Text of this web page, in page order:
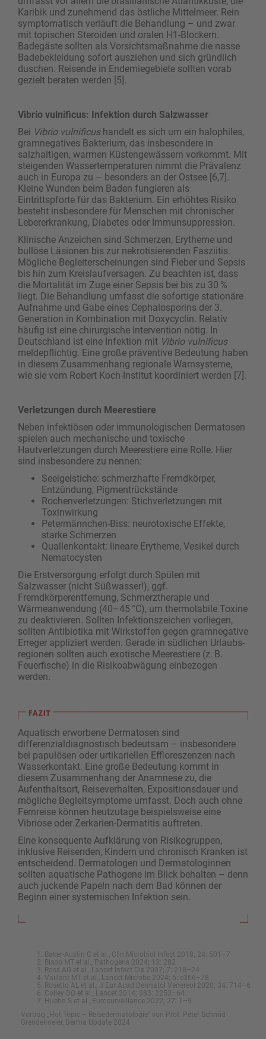
Karibik und zunehmend das östliche Mittelmeer. Rein
symptomatisch verläuft die Behandlung – und zwar
mit topischen Steroiden und oralen H1-Blockern.
Badegäste sollten als Vorsichtsmaßnahme die nasse
Badebekleidung sofort ausziehen und sich gründlich
duschen. Reisende in Endemiegebiete sollten vorab
gezielt beraten werden [5].
Vibrio vulnificus: Infektion durch Salzwasser
Bei Vibrio vulnificus handelt es sich um ein halophiles,
gramnegatives Bakterium, das insbesondere in
salzhaltigen, warmen Küstengewässern vorkommt. Mit
steigenden Wassertemperaturen nimmt die Prävalenz
auch in Europa zu – besonders an der Ostsee [6,7].
Kleine Wunden beim Baden fungieren als
Eintrittspforte für das Bakterium. Ein erhöhtes Risiko
besteht insbesondere für Menschen mit chronischer
Lebererkrankung, Diabetes oder Immunsuppression.
Klinische Anzeichen sind Schmerzen, Erytheme und
bullöse Läsionen bis zur nekrotisierenden Fasziitis.
Mögliche Begleiterscheinungen sind Fieber und ­Sepsis
bis hin zum Kreislaufversagen. Zu beachten ist, dass
die Mortalität im Zuge einer Sepsis bei bis zu 30 %
liegt. Die Behandlung umfasst die sofortige stationäre
Aufnahme und Gabe eines Cephalosporins der 3.
Generation in Kombination mit Doxycyclin. Relativ
häufig ist eine chirurgische Intervention nötig. In
Deutschland ist eine Infektion mit Vibrio vulnificus
meldepflichtig. Eine große präventive Bedeutung haben
in diesem Zusammenhang regionale Warnsysteme,
wie sie vom Robert Koch-Institut koordiniert werden [7].
Verletzungen durch Meerestiere
Neben infektiösen oder immunologischen Dermatosen
spielen auch mechanische und toxische
Hautverletzungen durch Meerestiere eine Rolle. Hier
sind insbesondere zu nennen:
Seeigelstiche: schmerzhafte Fremdkörper,
Entzündung, Pigmentrückstände
Rochenverletzungen: Stichverletzungen mit
Toxinwirkung
Petermännchen-Biss: neurotoxische Effekte,
starke Schmerzen
Quallenkontakt: lineare Erytheme, Vesikel durch
Nematocysten
Die Erstversorgung erfolgt durch Spülen mit
Salzwasser (nicht Süßwasser!), ggf.
Fremdkörperentfernung, Schmerztherapie und
Wärmeanwendung (40–45 °C), um thermolabile Toxine
zu deaktivieren. Sollten Infektionszeichen vorliegen,
sollten Antibiotika mit Wirkstoffen gegen gramnegative
Erreger appliziert werden. Gerade in südlichen Urlaubs­
regionen sollten auch exotische Meerestiere (z. B.
Feuerfische) in die Risikoabwägung einbezogen
werden.
Aquatisch erworbene Dermatosen sind
differenzialdiagnostisch bedeutsam – insbesondere
bei papulösen oder urtikariellen Effloreszenzen nach
Wasserkontakt. Eine große Bedeutung kommt in
diesem Zusammenhang der Anamnese zu, die
Aufenthaltsort, Reiseverhalten, Expositionsdauer und
mögliche Begleitsymptome umfasst. Doch auch ohne
Fernreise können heutzutage beispielsweise eine
Vibriose oder Zerkarien-Dermatitis auftreten.
Eine konsequente Aufklärung von Risikogruppen,
inklusive Reisenden, Kindern und chronisch Kranken ist
entscheidend. Dermatologen und Dermatologinnen
sollten aquatische Pathogene im Blick behalten – denn
auch juckende Papeln nach dem Bad können der
Beginn einer systemischen Infektion sein.
Baker-Austin C et al., Clin Microbiol Infect 2018; 24: 501–7
Bispo MT et al., Pathogens 2024; 13: 282
Ross AG et al., Lancet Infect Dis 2007; 7: 218–24
Vaillant MT et al., Lancet Microbe 2024; 5: e366–78
Rosetto AL et al., J Eur Acad Dermatol Venereol 2020; 34: 714–6
Colley DG et al., Lancet 2014; 383: 2253–64
Huehn S et al., Eurosurveillance 2022; 27: 1–9
Vortrag „Hot Topic – Reisedermatologie” von Prof. Peter Schmid-
Grendelmeier, Derma Update 2024